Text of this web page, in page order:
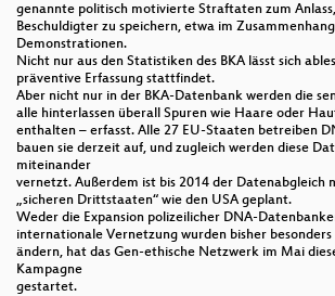
genannte politisch motivierte Straftaten zum
Beschuldigter zu speichern, etwa im
Demonstrationen.
Nicht nur aus den Statistiken des BKA lässt sich
präventive Erfassung stattfindet.
Aber nicht nur in der BKA-Datenbank werden die
alle hinterlassen überall Spuren wie Haare oder
enthalten – erfasst. Alle 27 EU-Staaten betreiben
bauen sie derzeit auf, und zugleich werden diese
miteinander
vernetzt. Außerdem ist bis 2014 der Datenabgleich
„sicheren Drittstaaten“ wie den USA geplant.
Weder die Expansion polizeilicher DNA-
internationale Vernetzung wurden bisher
ändern, hat das Gen-ethische Netzwerk im Mai
Kampagne
gestartet.